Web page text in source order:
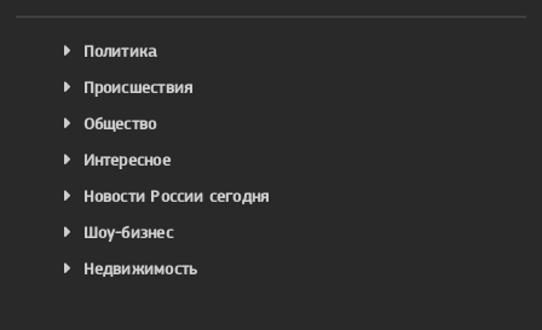
Политика
Происшествия
Общество
Интересное
Новости России сегодня
Шоу-бизнес
Недвижимость